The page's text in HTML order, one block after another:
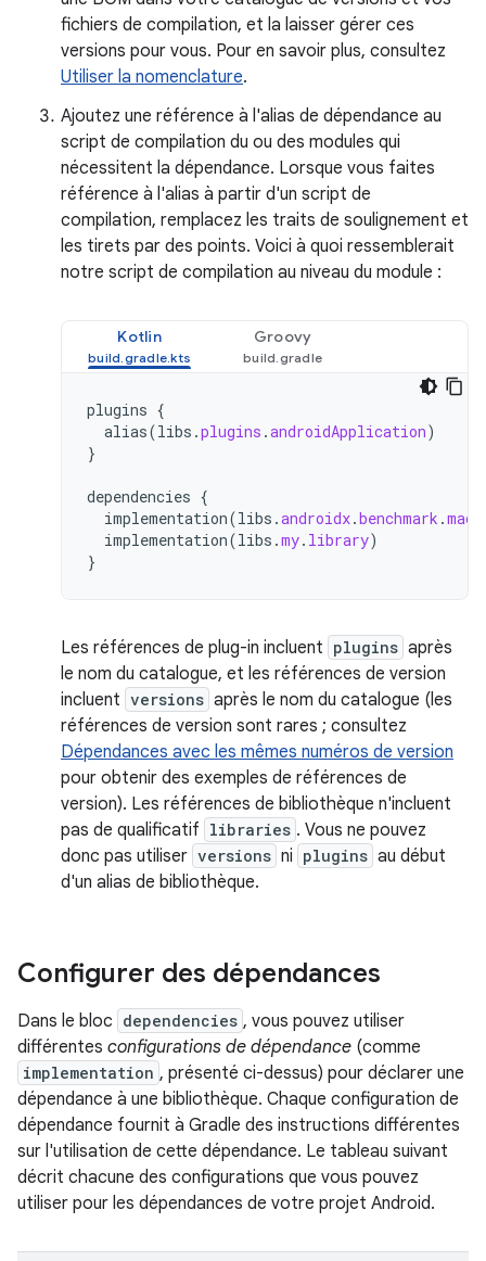
fichiers de compilation, et la laisser gérer ces
versions pour vous. Pour en savoir plus, consultez
Utiliser la nomenclature.
Ajoutez une référence à l'alias de dépendance au
script de compilation du ou des modules qui
nécessitent la dépendance. Lorsque vous faites
référence à l'alias à partir d'un script de
compilation, remplacez les traits de soulignement et
les tirets par des points. Voici à quoi ressemblerait
notre script de compilation au niveau du module :
Kotlin Groovy
plugins {
alias(libs .plugins .androidApplication)
}
dependencies {
implementation(libs .androidx.benchmark .
implementation(libs .my. library)
}
Les références de plug-in incluent plugins après
le nom du catalogue, et les références de version
incluent versions après le nom du catalogue (les
références de version sont rares ; consultez
Dépendances avec les mêmes numéros de version
pour obtenir des exemples de références de
version). Les références de bibliothèque n'incluent
pas de qualificatif libraries . Vous ne pouvez
donc pas utiliser versions ni plugins au début
d'un alias de bibliothèque.
Configurer des dépendances
Dans le bloc dependencies , vous pouvez utiliser
différentes configurations de dépendance (comme
implementation , présenté ci-dessus) pour déclarer une
dépendance à une bibliothèque. Chaque configuration de
dépendance fournit à Gradle des instructions différentes
sur l'utilisation de cette dépendance. Le tableau suivant
décrit chacune des configurations que vous pouvez
utiliser pour les dépendances de votre projet Android.